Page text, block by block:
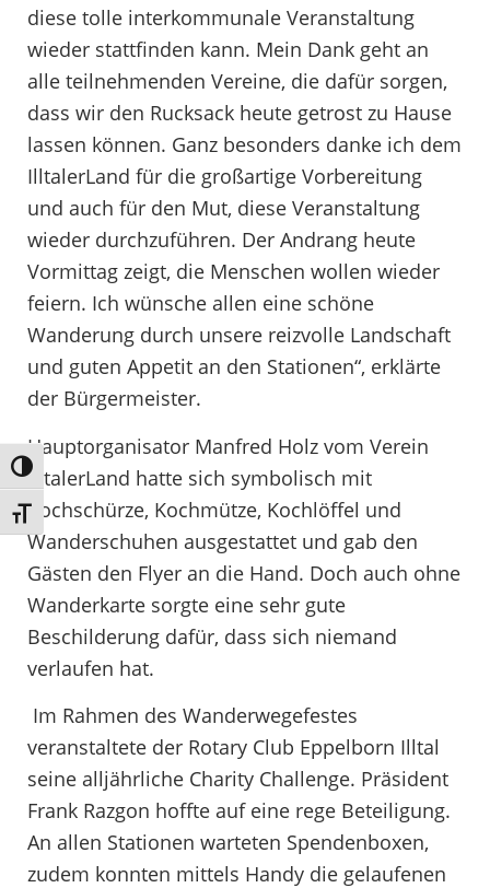
Umschalten auf hohe Kontraste
Schrift vergrößern
diese tolle interkommunale Veranstaltung
wieder stattfinden kann. Mein Dank geht an
alle teilnehmenden Vereine, die dafür sorgen,
dass wir den Rucksack heute getrost zu Hause
lassen können. Ganz besonders danke ich dem
IlltalerLand für die großartige Vorbereitung
und auch für den Mut, diese Veranstaltung
wieder durchzuführen. Der Andrang heute
Vormittag zeigt, die Menschen wollen wieder
feiern. Ich wünsche allen eine schöne
Wanderung durch unsere reizvolle Landschaft
und guten Appetit an den Stationen“, erklärte
der Bürgermeister.
Hauptorganisator Manfred Holz vom Verein
IlltalerLand hatte sich symbolisch mit
Kochschürze, Kochmütze, Kochlöffel und
Wanderschuhen ausgestattet und gab den
Gästen den Flyer an die Hand. Doch auch ohne
Wanderkarte sorgte eine sehr gute
Beschilderung dafür, dass sich niemand
verlaufen hat.
Im Rahmen des Wanderwegefestes
veranstaltete der Rotary Club Eppelborn Illtal
seine alljährliche Charity Challenge. Präsident
Frank Razgon hoffte auf eine rege Beteiligung.
An allen Stationen warteten Spendenboxen,
zudem konnten mittels Handy die gelaufenen